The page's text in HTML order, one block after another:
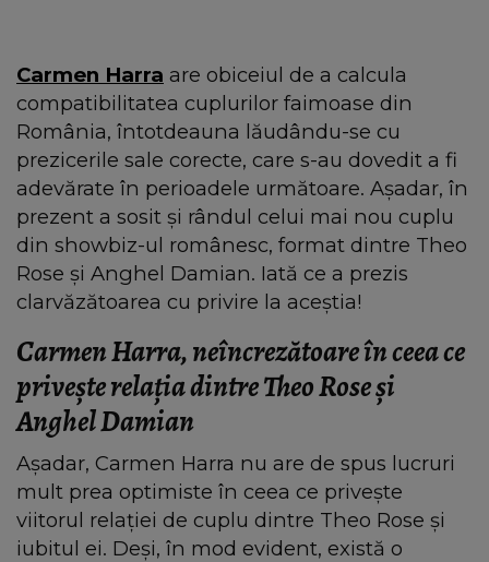
Carmen Harra are obiceiul de a calcula
compatibilitatea cuplurilor faimoase din
România, întotdeauna lăudându-se cu
prezicerile sale corecte, care s-au dovedit a fi
adevărate în perioadele următoare. Așadar, în
prezent a sosit și rândul celui mai nou cuplu
din showbiz-ul românesc, format dintre Theo
Rose și Anghel Damian. Iată ce a prezis
clarvăzătoarea cu privire la aceștia!
Carmen Harra, neîncrezătoare în ceea ce
privește relația dintre Theo Rose și
Anghel Damian
Așadar, Carmen Harra nu are de spus lucruri
mult prea optimiste în ceea ce privește
viitorul relației de cuplu dintre Theo Rose și
iubitul ei. Deși, în mod evident, există o